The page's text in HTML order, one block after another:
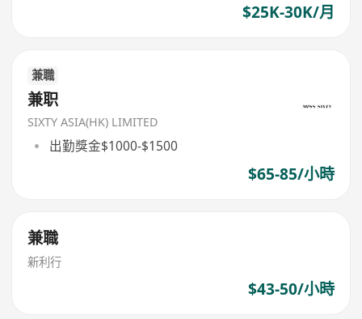
$25K-30K/月
兼職
兼职
SIXTY ASIA(HK) LIMITED
出勤獎金$1000-$1500
$65-85/小時
兼職
新利行
$43-50/小時